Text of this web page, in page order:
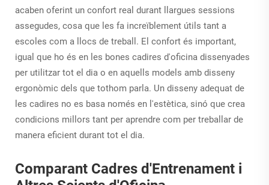
acaben oferint un confort real durant llargues sessions
assegudes, cosa que les fa increïblement útils tant a
escoles com a llocs de treball. El confort és important,
igual que ho és en les bones cadires d'oficina dissenyades
per utilitzar tot el dia o en aquells models amb disseny
ergonòmic dels que tothom parla. Un disseny adequat de
les cadires no es basa només en l'estètica, sinó que crea
condicions millors tant per aprendre com per treballar de
manera eficient durant tot el dia.
Comparant Cadres d'Entrenament i